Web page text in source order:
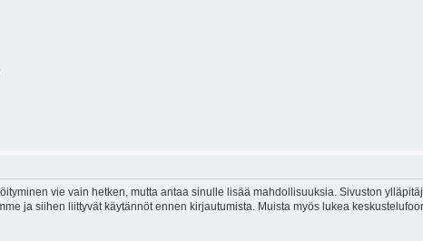
vie vain hetken, mutta antaa sinulle lisää mahdollisuuksia. Sivuston
ja siihen liittyvät käytännöt ennen kirjautumista. Muista myös lukea